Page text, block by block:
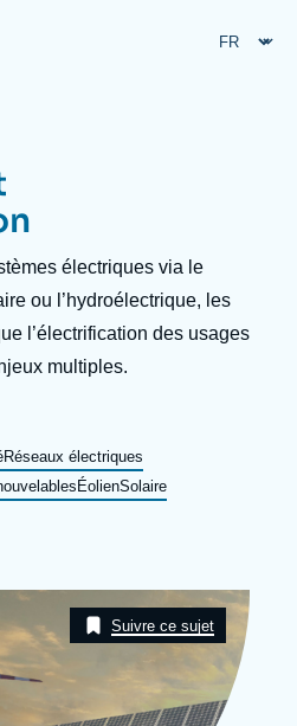
soutenir
fréquentes
électriques via le
ou l’hydroélectrique, les
l’électrification des usages
multiples.
Réseaux électriques
ÉolienSolaire
Suivre ce sujet